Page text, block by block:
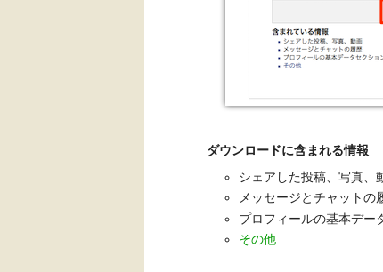
ダウンロードに含まれる情報
シェアした投稿、写真、
メッセージとチャットの
プロフィールの基本デー
その他